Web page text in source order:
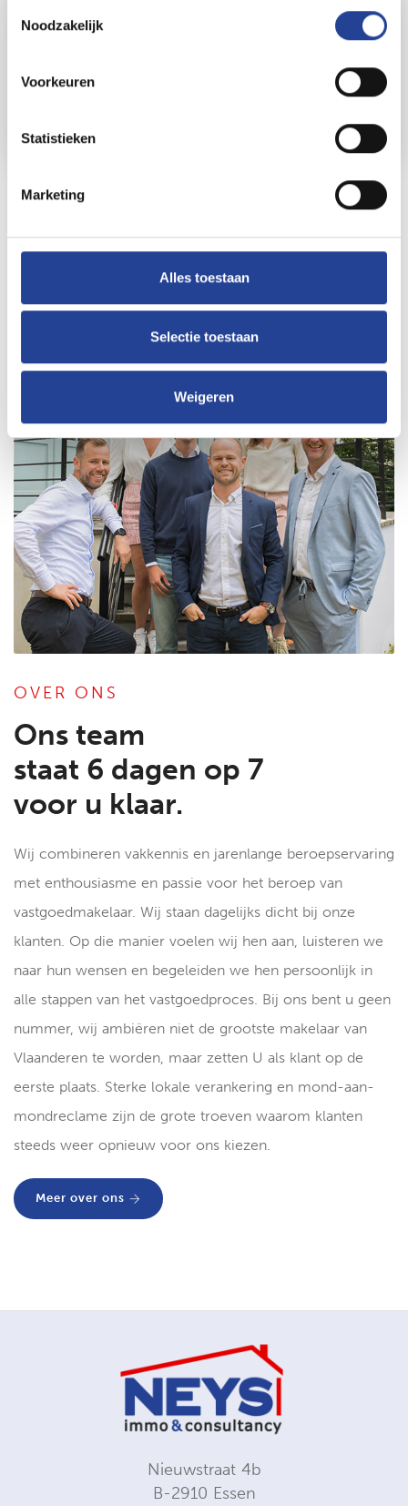
Noodzakelijk
Voorkeuren
Statistieken
Marketing
Alles toestaan
Selectie toestaan
Weigeren
Kalmthout
OVER ONS
Ons team
staat 6 dagen op 7
voor u klaar.
Wij combineren vakkennis en jarenlange beroepservaring
met enthousiasme en passie voor het beroep van
vastgoedmakelaar. Wij staan dagelijks dicht bij onze
klanten. Op die manier voelen wij hen aan, luisteren we
naar hun wensen en begeleiden we hen persoonlijk in
alle stappen van het vastgoedproces. Bij ons bent u geen
nummer, wij ambiëren niet de grootste makelaar van
Vlaanderen te worden, maar zetten U als klant op de
eerste plaats. Sterke lokale verankering en mond-aan-
mondreclame zijn de grote troeven waarom klanten
steeds weer opnieuw voor ons kiezen.
Meer over ons
Nieuwstraat 4b
B-2910 Essen